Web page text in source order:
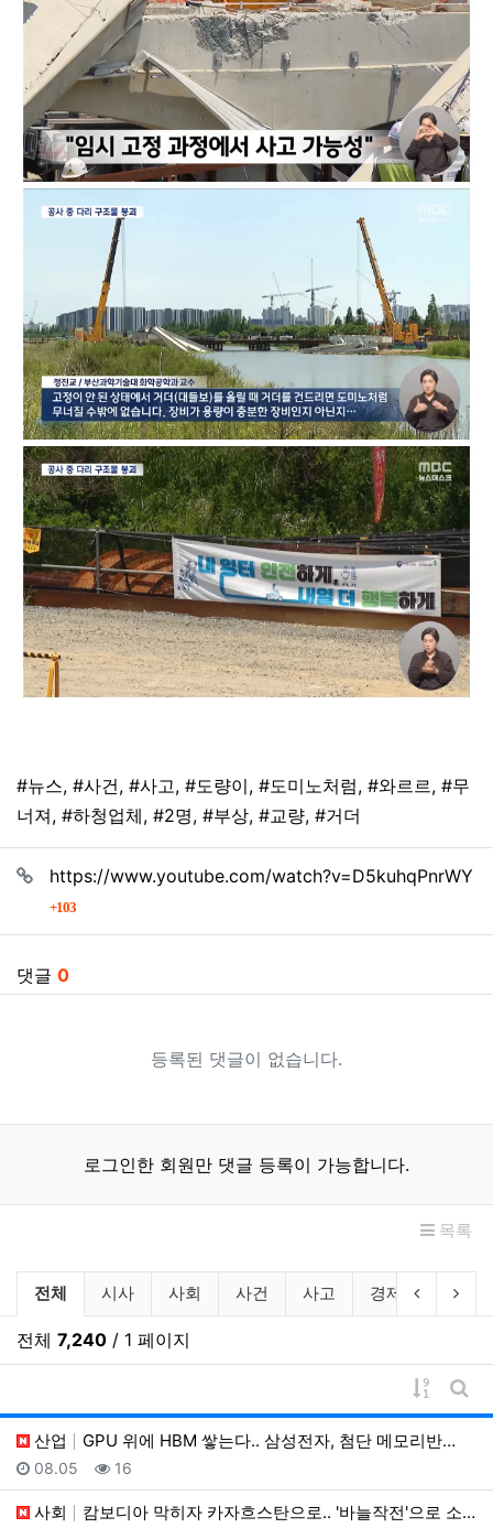
태그
#뉴스, #사건, #사고, #도량이, #도미노처럼, #와르르, #무
너져, #하청업체, #2명, #부상, #교량, #거더
관련자료
https://www.youtube.com/watch?v=D5kuhqPnrWY
103회 연결
댓글 0
등록된 댓글이 없습니다.
로그인한 회원만 댓글 등록이 가능합니다.
목록
뉴스 분류 목록
전체 시사 사회 사건 사고 경제 산업
이전 분류
다
전체 7,240 / 1 페이지
게시물
게
산업
GPU 위에 HBM 쌓는다.. 삼성전자, 첨단 메모리반…
등록일
08.05 조회
16
사회 캄보디아 막히자 카자흐스탄으로.. '바늘작전'으로 소탕